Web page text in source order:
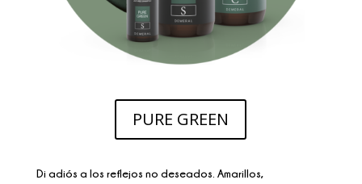
PURE GREEN
Di adiós a los reflejos no deseados. Amarillos,